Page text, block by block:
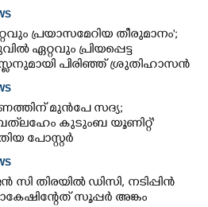
പ്രയാസമേറിയ തീരുമാനം';
ഏറ്റവും പ്രിയപ്പെട്ട
പിരിഞ്ഞ് ശ്രുതിഹാസൻ
മുൻപേ സദ്യ;
കുടുംബ യൂണിറ്റ്'
പോസ്റ്റർ
സി തിരയിൽ ഡിസി, നടിപ്പിൻ
സൂപ്പർ അങ്കം